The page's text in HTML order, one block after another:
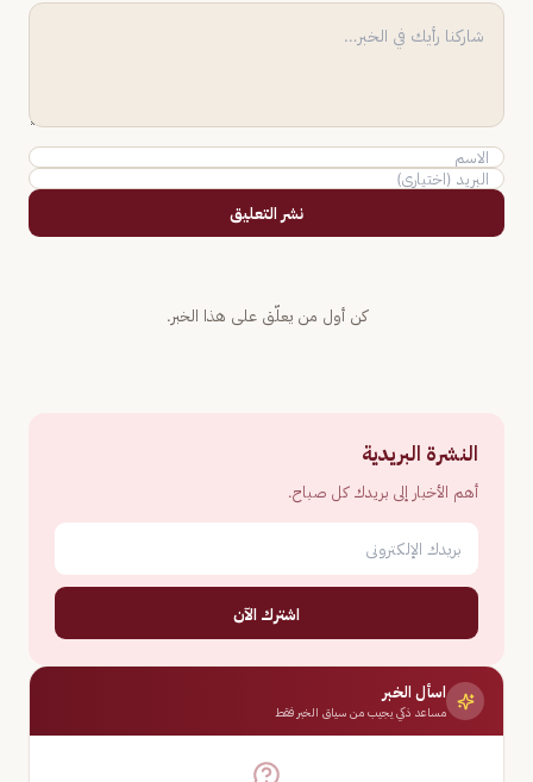
نشر التعليق
كن أول من يعلّق على هذا الخبر.
النشرة البريدية
أهم الأخبار إلى بريدك كل صباح.
اشترك الآن
اسأل الخبر
مساعد ذكي يجيب من سياق الخبر فقط